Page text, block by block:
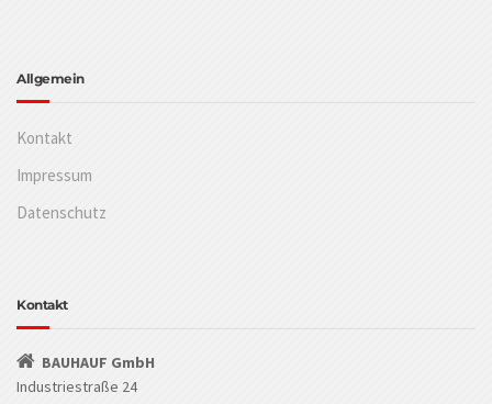
Allgemein
Kontakt
Impressum
Datenschutz
Kontakt
BAUHAUF GmbH
Industriestraße 24